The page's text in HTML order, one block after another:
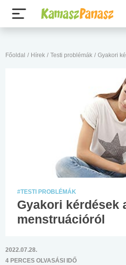
Főoldal / Hírek / Testi problémák / Gyakori
#TESTI PROBLÉMÁK
Gyakori kérdések
menstruációról
2022.07.28.
4 PERCES OLVASÁSI IDŐ